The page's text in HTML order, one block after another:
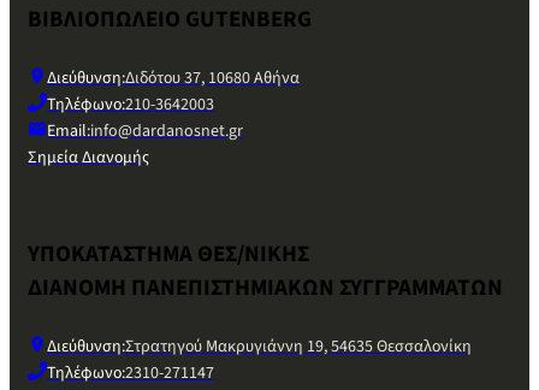
ΒΙΒΛΙΟΠΩΛΕΙΟ GUTENBERG
Διεύθυνση:Διδότου 37, 10680 Αθήνα
Τηλέφωνο:210-3642003
Email:info@dardanosnet.gr
Σημεία Διανομής
ΥΠΟΚΑΤΑΣΤΗΜΑ ΘΕΣ/ΝΙΚΗΣ
ΔΙΑΝΟΜΗ ΠΑΝΕΠΙΣΤΗΜΙΑΚΩΝ ΣΥΓΓΡΑΜΜΑΤΩΝ
Διεύθυνση:Στρατηγού Μακρυγιάννη 19, 54635 Θεσσαλονίκη
Τηλέφωνο:2310-271147